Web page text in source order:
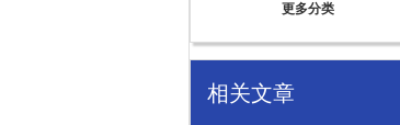
更多分类
相关文章